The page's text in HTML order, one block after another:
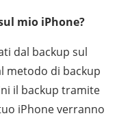
mio iPhone?
dal backup sul
metodo di backup
il backup tramite
iPhone verranno